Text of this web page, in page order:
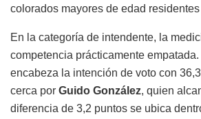
colorados mayores de edad
En la categoría de intendente, la
competencia prácticamente empatada.
encabeza la intención de voto con
cerca por Guido González, quien
diferencia de 3,2 puntos se ubica